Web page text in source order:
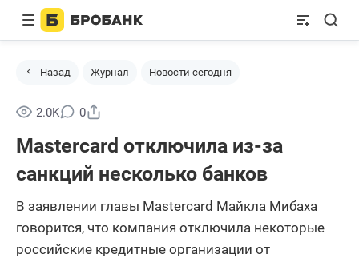
Назад Журнал Новости сегодня
2.0K 0
Mastercard отключила из-за
санкций несколько банков
В заявлении главы Mastercard Майкла Мибаха
говорится, что компания отключила некоторые
российские кредитные организации от